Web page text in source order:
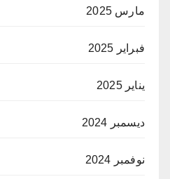
مارس 2025
فبراير 2025
يناير 2025
ديسمبر 2024
نوفمبر 2024